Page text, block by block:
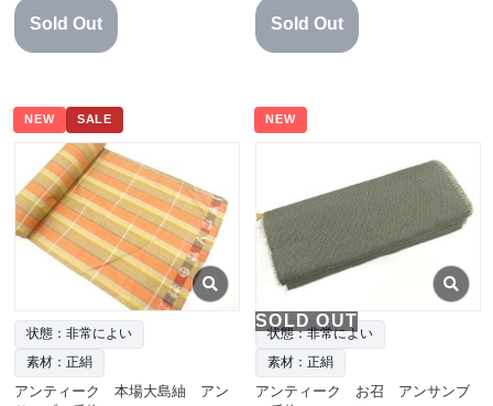
Sold Out Sold Out
NEW SALE
状態：非常によい
素材：正絹
アンティーク 本場大島紬 アン
NEW
SOLD OUT
状態：非常によい
素材：正絹
アンティーク お召 アンサンブ